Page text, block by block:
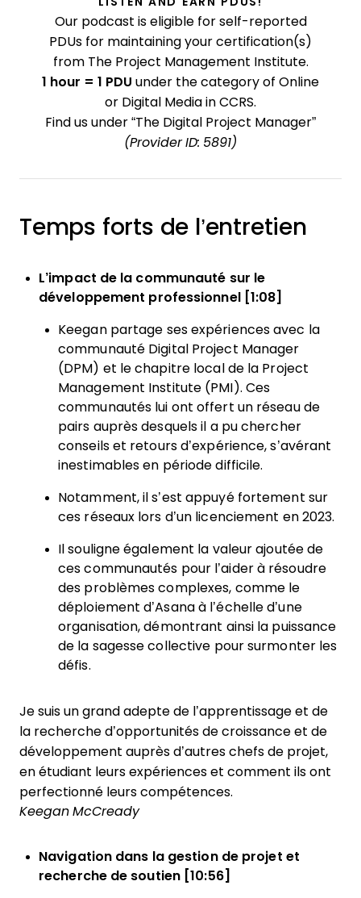
Our podcast is eligible for self-reported
PDUs for maintaining your certification(s)
from The Project Management Institute.
1 hour = 1 PDU under the category of Online
or Digital Media in CCRS.
Find us under “The Digital Project Manager”
(Provider ID: 5891)
Temps forts de l’entretien
L’impact de la communauté sur le
développement professionnel [1:08]
Keegan partage ses expériences avec la
communauté Digital Project Manager
(DPM) et le chapitre local de la Project
Management Institute (PMI). Ces
communautés lui ont offert un réseau de
pairs auprès desquels il a pu chercher
conseils et retours d’expérience, s’avérant
inestimables en période difficile.
Notamment, il s’est appuyé fortement sur
ces réseaux lors d’un licenciement en 2023.
Il souligne également la valeur ajoutée de
ces communautés pour l’aider à résoudre
des problèmes complexes, comme le
déploiement d’Asana à l’échelle d’une
organisation, démontrant ainsi la puissance
de la sagesse collective pour surmonter les
défis.
Je suis un grand adepte de l’apprentissage et de
la recherche d’opportunités de croissance et de
développement auprès d’autres chefs de projet,
en étudiant leurs expériences et comment ils ont
perfectionné leurs compétences.
Keegan McCready
Navigation dans la gestion de projet et
recherche de soutien [10:56]